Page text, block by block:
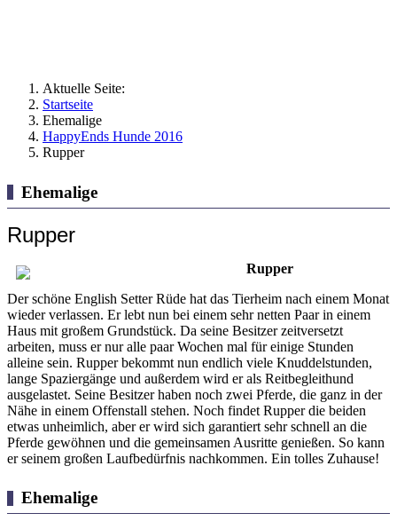
Aktuelle Seite:
Startseite
Ehemalige
HappyEnds Hunde 2016
Rupper
Ehemalige
Rupper
Rupper
Der schöne English Setter Rüde hat das Tierheim nach einem Monat
wieder verlassen. Er lebt nun bei einem sehr netten Paar in einem
Haus mit großem Grundstück. Da seine Besitzer zeitversetzt
arbeiten, muss er nur alle paar Wochen mal für einige Stunden
alleine sein. Rupper bekommt nun endlich viele Knuddelstunden,
lange Spaziergänge und außerdem wird er als Reitbegleithund
ausgelastet. Seine Besitzer haben noch zwei Pferde, die ganz in der
Nähe in einem Offenstall stehen. Noch findet Rupper die beiden
etwas unheimlich, aber er wird sich garantiert sehr schnell an die
Pferde gewöhnen und die gemeinsamen Ausritte genießen. So kann
er seinem großen Laufbedürfnis nachkommen. Ein tolles Zuhause!
Ehemalige